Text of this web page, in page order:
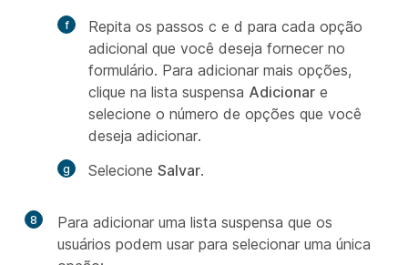
Repita os passos c e d para cada opção
adicional que você deseja fornecer no
formulário. Para adicionar mais opções,
clique na lista suspensa Adicionar e
selecione o número de opções que você
deseja adicionar.
Selecione Salvar.
8
Para adicionar uma lista suspensa que os
usuários podem usar para selecionar uma única